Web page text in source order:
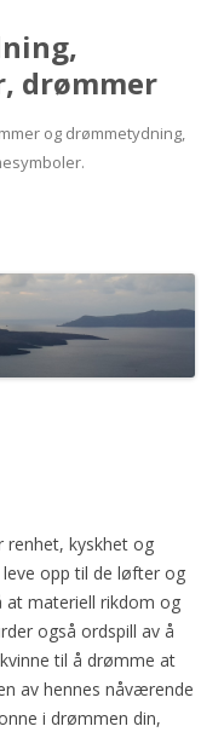
drømmer
og drømmetydning,
renhet, kyskhet og
opp til de løfter og
materiell rikdom og
også ordspill av å
til å drømme at
av hennes nåværende
i drømmen din,